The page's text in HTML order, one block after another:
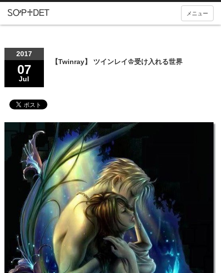
メニュー
2017
07
Jul
【Twinray】 ツインレイ♔受け入れる世界